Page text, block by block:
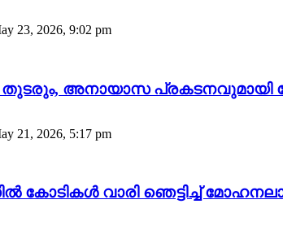
23, 2026, 9:02 pm
തുടരും, അനായാസ പ്രകടനവുമായി
21, 2026, 5:17 pm
കോടികൾ വാരി ഞെട്ടിച്ച്